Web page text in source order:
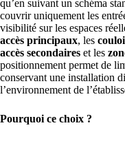
qu’en suivant un schéma
couvrir uniquement les
visibilité sur les espaces
accès principaux, les
accès secondaires et les
positionnement permet de
conservant une installation
l’environnement de
Pourquoi ce choix ?